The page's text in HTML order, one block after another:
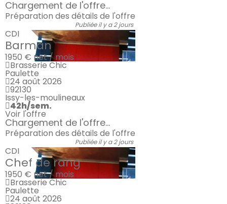
Chargement de l'offre...
Préparation des détails de l'offre
Publiée il y a 2 jours
CDI
Barman
1950 € net / mois
Brasserie Chic
Paulette
24 août 2026
92130
Issy-les-moulineaux
42h/sem.
Voir l'offre
Chargement de l'offre...
Préparation des détails de l'offre
Publiée il y a 2 jours
CDI
Chef de rang
1950 € net / mois
Brasserie Chic
Paulette
24 août 2026